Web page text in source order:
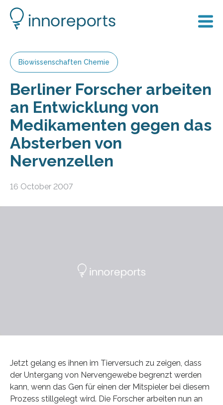
Biowissenschaften Chemie
Berliner Forscher arbeiten
an Entwicklung von
Medikamenten gegen das
Absterben von
Nervenzellen
16 October 2007
Jetzt gelang es ihnen im Tierversuch zu zeigen, dass
der Untergang von Nervengewebe begrenzt werden
kann, wenn das Gen für einen der Mitspieler bei diesem
Prozess stillgelegt wird. Die Forscher arbeiten nun an